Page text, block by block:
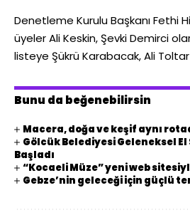
Denetleme Kurulu Başkanı Fethi
üyeler Ali Keskin, Şevki Demirci
listeye Şükrü Karabacak, Ali
Bunu da beğenebilirsin
Macera, doğa ve keşif aynı
Gölcük Belediyesi Geleneksel
Başladı
“Kocaeli Müze” yeni web
Gebze’nin geleceği için güçlü